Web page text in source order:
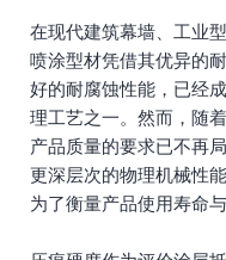
在现代建筑幕墙、工业
喷涂型材凭借其优异的
好的耐腐蚀性能，已经
理工艺之一。然而，随
产品质量的要求已不再
更深层次的物理机械性
为了衡量产品使用寿命